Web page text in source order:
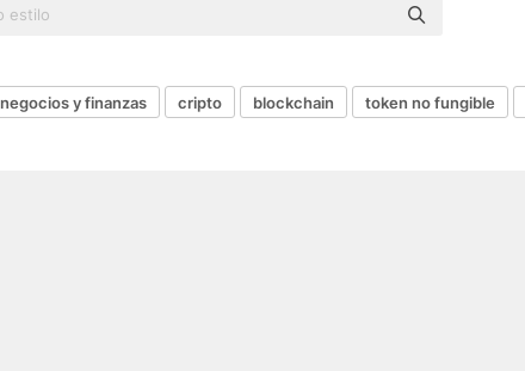
negocios y finanzas cripto blockchain token no fungible